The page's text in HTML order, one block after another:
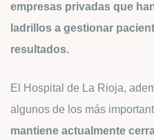
empresas privadas que
ladrillos a gestionar
resultados.
El Hospital de La Rioja,
algunos de los más
mantiene actualmente